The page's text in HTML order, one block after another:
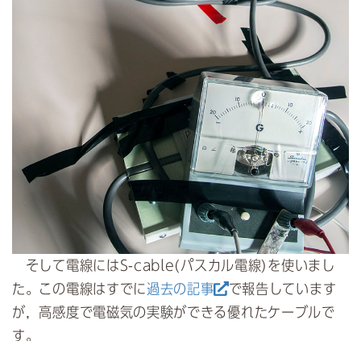
そして電線にはS-cable(パスカル電線)を使いまし
た。この電線はすでに過去の記事
で報告しています
が，高感度で電磁気の実験ができる優れたケーブルで
す。